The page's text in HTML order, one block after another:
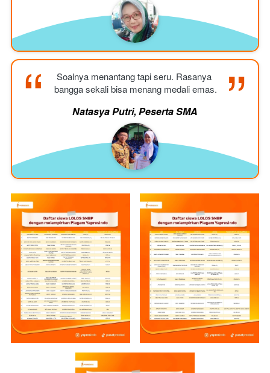
“
Soalnya menantang tapi seru. Rasanya
bangga sekali bisa menang medali emas.
“
Natasya Putri, Peserta SMA